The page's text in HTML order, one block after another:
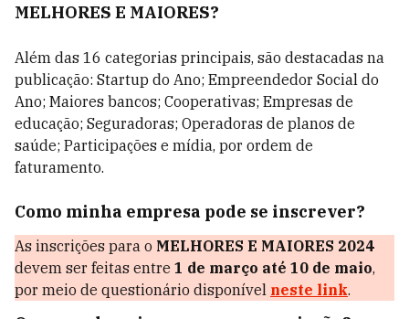
MELHORES E MAIORES?
Além das 16 categorias principais, são destacadas na
publicação: Startup do Ano; Empreendedor Social do
Ano; Maiores bancos; Cooperativas; Empresas de
educação; Seguradoras; Operadoras de planos de
saúde; Participações e mídia, por ordem de
faturamento.
Como minha empresa pode se inscrever?
As inscrições para o MELHORES E MAIORES 2024
devem ser feitas entre 1 de março até 10 de maio,
por meio de questionário disponível neste link.